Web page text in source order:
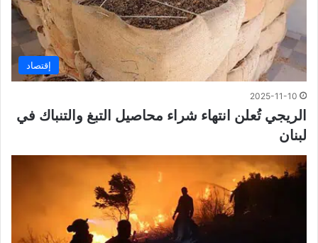
إقتصاد
2025-11-10
الريجي تُعلن انتهاء شراء محاصيل التبغ والتنباك في
لبنان